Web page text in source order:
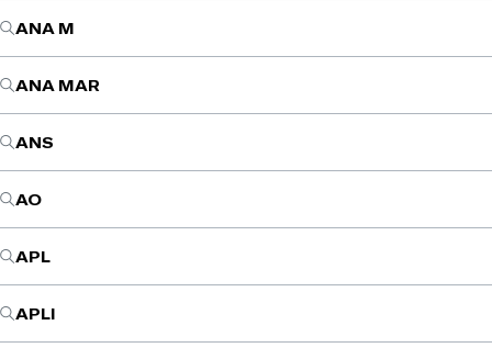
ANA M
ANA MAR
ANS
AO
APL
APLI